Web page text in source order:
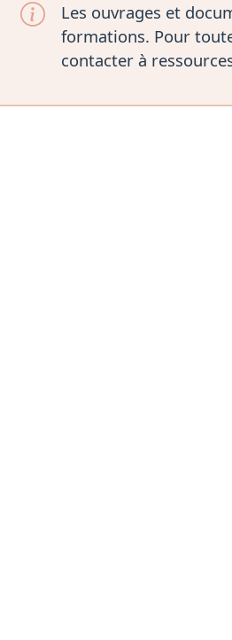
Les ouvrages et
formations. Pour
contacter à